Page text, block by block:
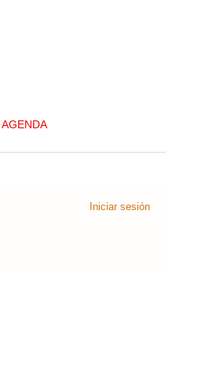
AGENDA
Iniciar sesión